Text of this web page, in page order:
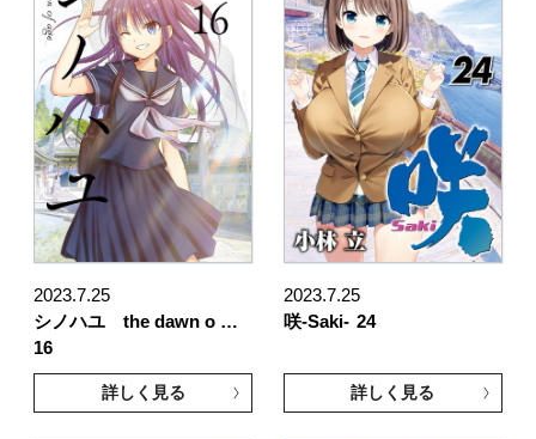
2023.7.25
シノハユ the dawn o …
16
詳しく見る
2023.7.25
咲-Saki- 24
詳しく見る